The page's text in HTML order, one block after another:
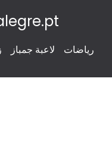
لاعبة جمباز رياضات